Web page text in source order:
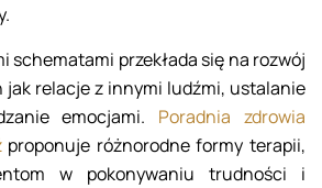
schematami przekłada się na rozwój
jak relacje z innymi ludźmi, ustalanie
emocjami. Poradnia zdrowia
proponuje różnorodne formy terapii,
w pokonywaniu trudności i